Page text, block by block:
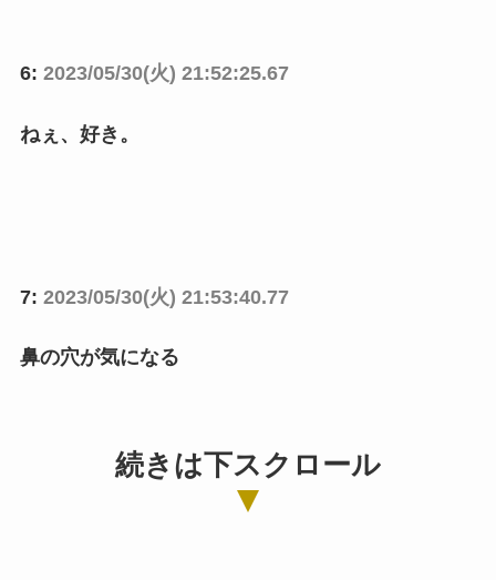
6: 2023/05/30(火) 21:52:25.67
ねぇ、好き。
7: 2023/05/30(火) 21:53:40.77
鼻の穴が気になる
続きは下スクロール